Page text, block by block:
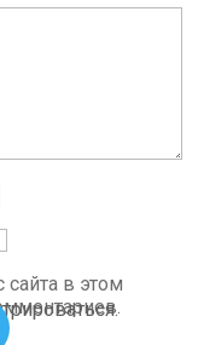
в этом